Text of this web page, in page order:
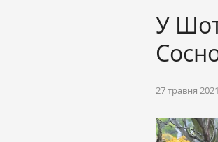
У
27 травня